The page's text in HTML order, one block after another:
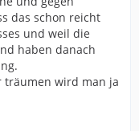
Saison wird
durch, hat jetzt
Eichner wird
das schon reicht
und weil die
haben danach
träumen wird man ja